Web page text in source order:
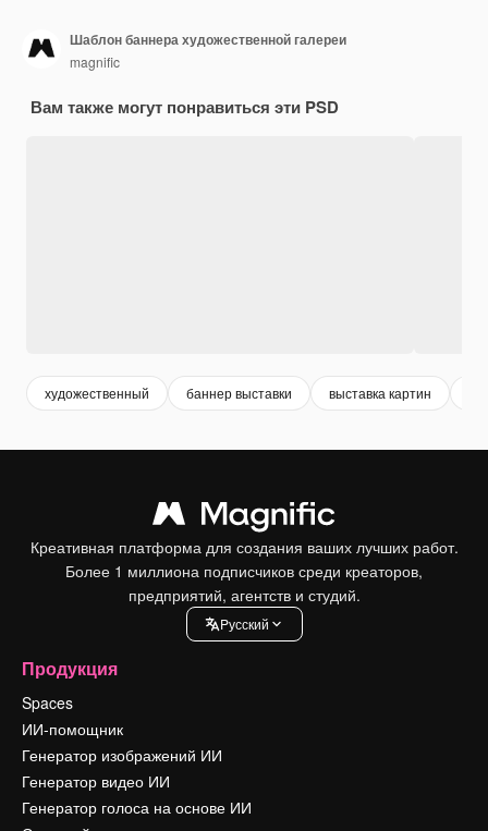
Шаблон баннера художественной галереи
magnific
Вам также могут понравиться эти PSD
художественный баннер выставки выставка картин
Креативная платформа для создания ваших лучших работ.
Более 1 миллиона подписчиков среди креаторов,
предприятий, агентств и студий.
Pусский
Продукция
Spaces
ИИ-помощник
Генератор изображений ИИ
Генератор видео ИИ
Генератор голоса на основе ИИ